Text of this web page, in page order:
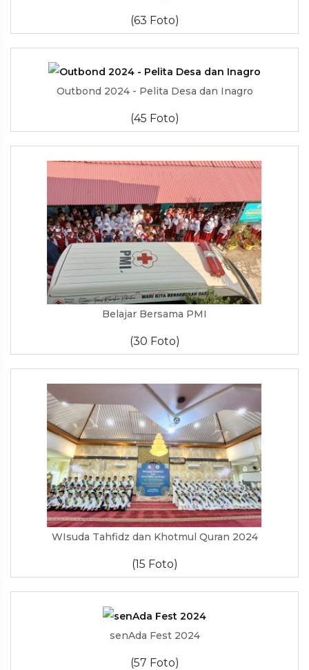
(63 Foto)
Outbond 2024 - Pelita Desa dan Inagro
(45 Foto)
Belajar Bersama PMI
(30 Foto)
WIsuda Tahfidz dan Khotmul Quran 2024
(15 Foto)
senAda Fest 2024
(57 Foto)